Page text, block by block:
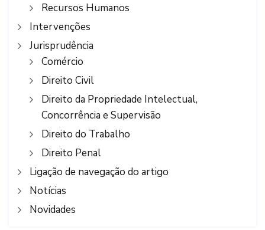
Recursos Humanos
Intervenções
Jurisprudência
Comércio
Direito Civil
Direito da Propriedade Intelectual,
Concorrência e Supervisão
Direito do Trabalho
Direito Penal
Ligação de navegação do artigo
Notícias
Novidades